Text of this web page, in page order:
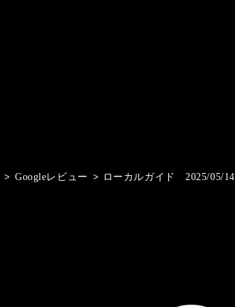
> Googleレビュー > ローカルガイド 2025/05/14